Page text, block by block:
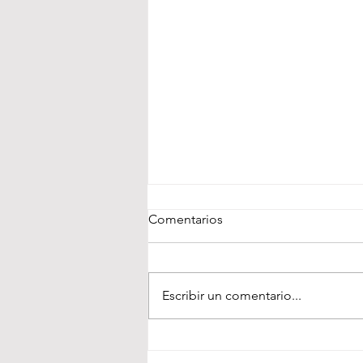
Comentarios
Escribir un comentario...